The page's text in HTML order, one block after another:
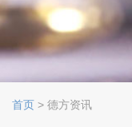
首页 > 德方资讯